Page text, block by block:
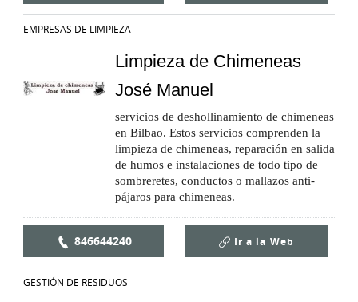
EMPRESAS DE LIMPIEZA
Limpieza de Chimeneas
José Manuel
servicios de deshollinamiento de chimeneas
en Bilbao. Estos servicios comprenden la
limpieza de chimeneas, reparación en salida
de humos e instalaciones de todo tipo de
sombreretes, conductos o mallazos anti-
pájaros para chimeneas.
846644240 Ir a la Web
GESTIÓN DE RESIDUOS